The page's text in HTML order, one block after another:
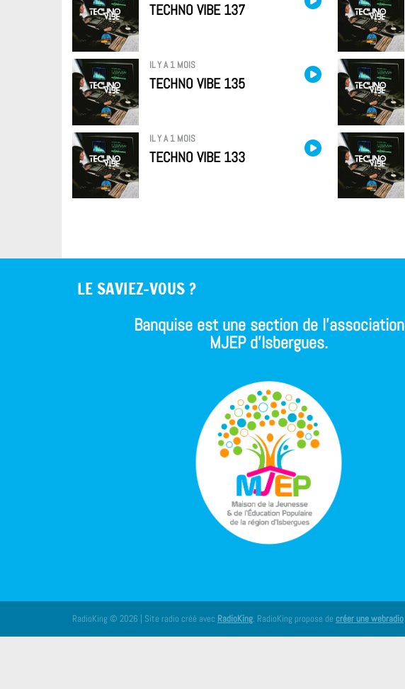
TECHNO VIBE 137
IL Y A 1 MOIS
TECHNO VIBE 135
IL Y A 1 MOIS
TECHNO VIBE 133
LE SAVIEZ-VOUS ?
Banquise est une section de l'association
MJEP d'Isbergues.
RadioKing © 2026 | Site radio créé avec RadioKing. RadioKing propose de créer une webradio